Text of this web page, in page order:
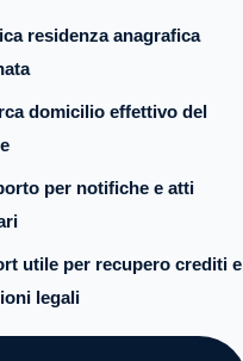
residenza anagrafica
domicilio effettivo del
per notifiche e atti
utile per recupero crediti e
legali